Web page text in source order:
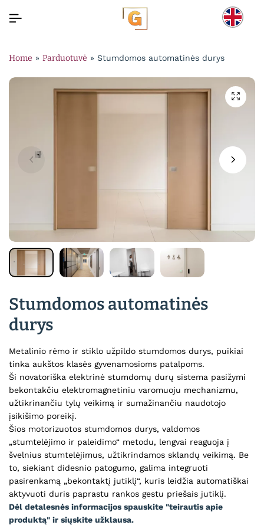
Home » Parduotuvė » Stumdomos automatinės durys
Stumdomos automatinės
durys
Metalinio rėmo ir stiklo užpildo stumdomos durys, puikiai
tinka aukštos klasės gyvenamosioms patalpoms.
Ši novatoriška elektrinė stumdomų durų sistema pasižymi
bekontakčiu elektromagnetiniu varomuoju mechanizmu,
užtikrinančiu tylų veikimą ir sumažinančiu naudotojo
įsikišimo poreikį.
Šios motorizuotos stumdomos durys, valdomos
„stumtelėjimo ir paleidimo“ metodu, lengvai reaguoja į
švelnius stumtelėjimus, užtikrindamos sklandų veikimą. Be
to, siekiant didesnio patogumo, galima integruoti
pasirenkamą „bekontaktį jutiklį“, kuris leidžia automatiškai
Dėl detalesnės informacijos spauskite "teirautis apie
produktą" ir siųskite užklausa.